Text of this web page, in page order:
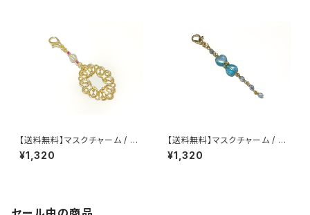
【送料無料】マスクチャーム / M
C-018
¥1,320
【送料無料】マスクチャーム / M
C-017
¥1,320